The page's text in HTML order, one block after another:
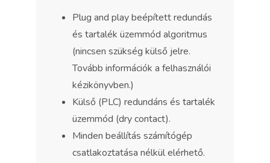
Plug and play beépített redundás
és tartalék üzemmód algoritmus
(nincsen szükség külső jelre.
Tovább információk a felhasználói
kézikönyvben.)
Külső (PLC) redundáns és tartalék
üzemmód (dry contact).
Minden beállítás számítógép
csatlakoztatása nélkül elérhető.